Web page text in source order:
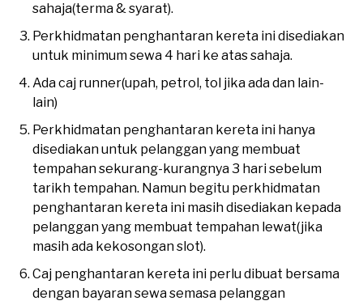
sahaja(terma & syarat).
Perkhidmatan penghantaran kereta ini disediakan
untuk minimum sewa 4 hari ke atas sahaja.
Ada caj runner(upah, petrol, tol jika ada dan lain-
lain)
Perkhidmatan penghantaran kereta ini hanya
disediakan untuk pelanggan yang membuat
tempahan sekurang-kurangnya 3 hari sebelum
tarikh tempahan. Namun begitu perkhidmatan
penghantaran kereta ini masih disediakan kepada
pelanggan yang membuat tempahan lewat(jika
masih ada kekosongan slot).
Caj penghantaran kereta ini perlu dibuat bersama
dengan bayaran sewa semasa pelanggan